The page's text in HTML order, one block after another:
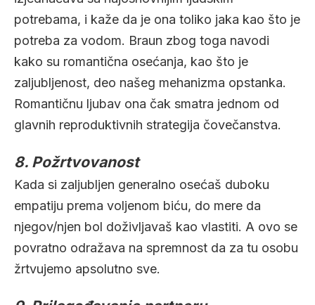
potrebama, i kaže da je ona toliko jaka kao što je
potreba za vodom. Braun zbog toga navodi
kako su romantična osećanja, kao što je
zaljubljenost, deo našeg mehanizma opstanka.
Romantičnu ljubav ona čak smatra jednom od
glavnih reproduktivnih strategija čovečanstva.
8. Požrtvovanost
Kada si zaljubljen generalno osećaš duboku
empatiju prema voljenom biću, do mere da
njegov/njen bol doživljavaš kao vlastiti. A ovo se
povratno odražava na spremnost da za tu osobu
žrtvujemo apsolutno sve.